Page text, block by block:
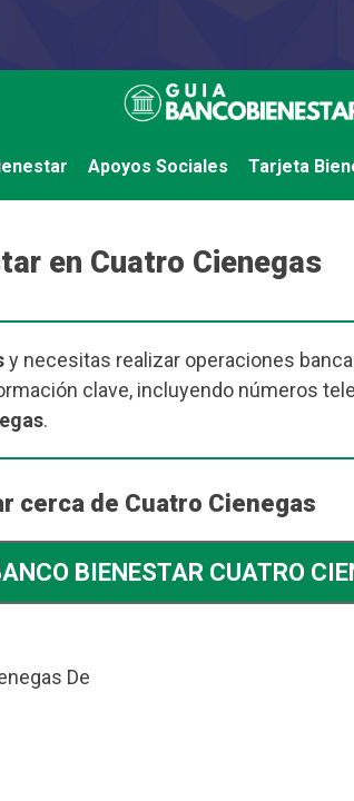
Apoyos Sociales Tarjeta
en Cuatro Cienegas
y necesitas realizar operaciones
clave, incluyendo números
.
cerca de Cuatro Cienegas
BIENESTAR CUATRO
De